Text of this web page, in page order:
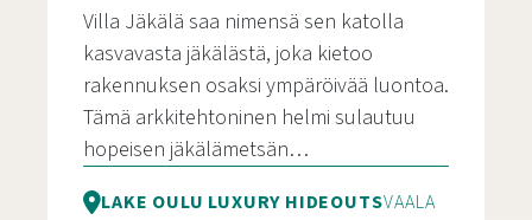
Villa Jäkälä saa nimensä sen katolla
kasvavasta jäkälästä, joka kietoo
rakennuksen osaksi ympäröivää luontoa.
Tämä arkkitehtoninen helmi sulautuu
hopeisen jäkälämetsän…
LAKE OULU LUXURY HIDEOUTSVAALA